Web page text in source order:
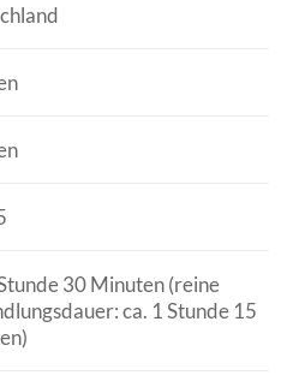
30 Minuten (reine
ca. 1 Stunde 15